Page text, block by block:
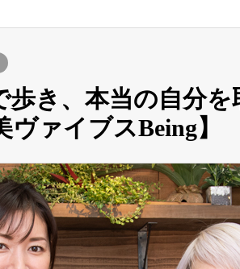
歩き、本当の自分
ァイブスBeing】